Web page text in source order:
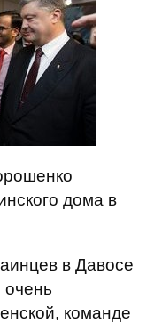
дома в
в Давосе
очень
команде